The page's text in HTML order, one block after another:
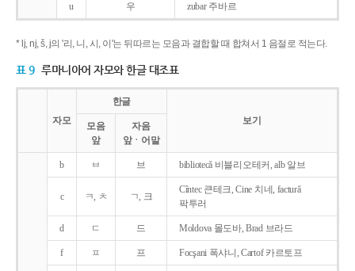
u 우 zubar 주바르
* lj, nj, š, j의 '리, 니, 시, 이'는 뒤따르는 모음과 결합할 때 합쳐서 1 음절로 적는다.
표 9 루마니아어 자모와 한글 대조표
자모
한글
보기
모음
앞
자음
앞ㆍ어말
b ㅂ 브 bibliotecǎ 비블리오테커, alb 알브
c ㅋ, ㅊ ㄱ, 크
Cîntec 큰테크, Cine 치네, facturǎ
팍투러
d ㄷ 드 Moldova 몰도바, Brad 브라드
f ㅍ 프 Focşani 폭샤니, Cartof 카르토프